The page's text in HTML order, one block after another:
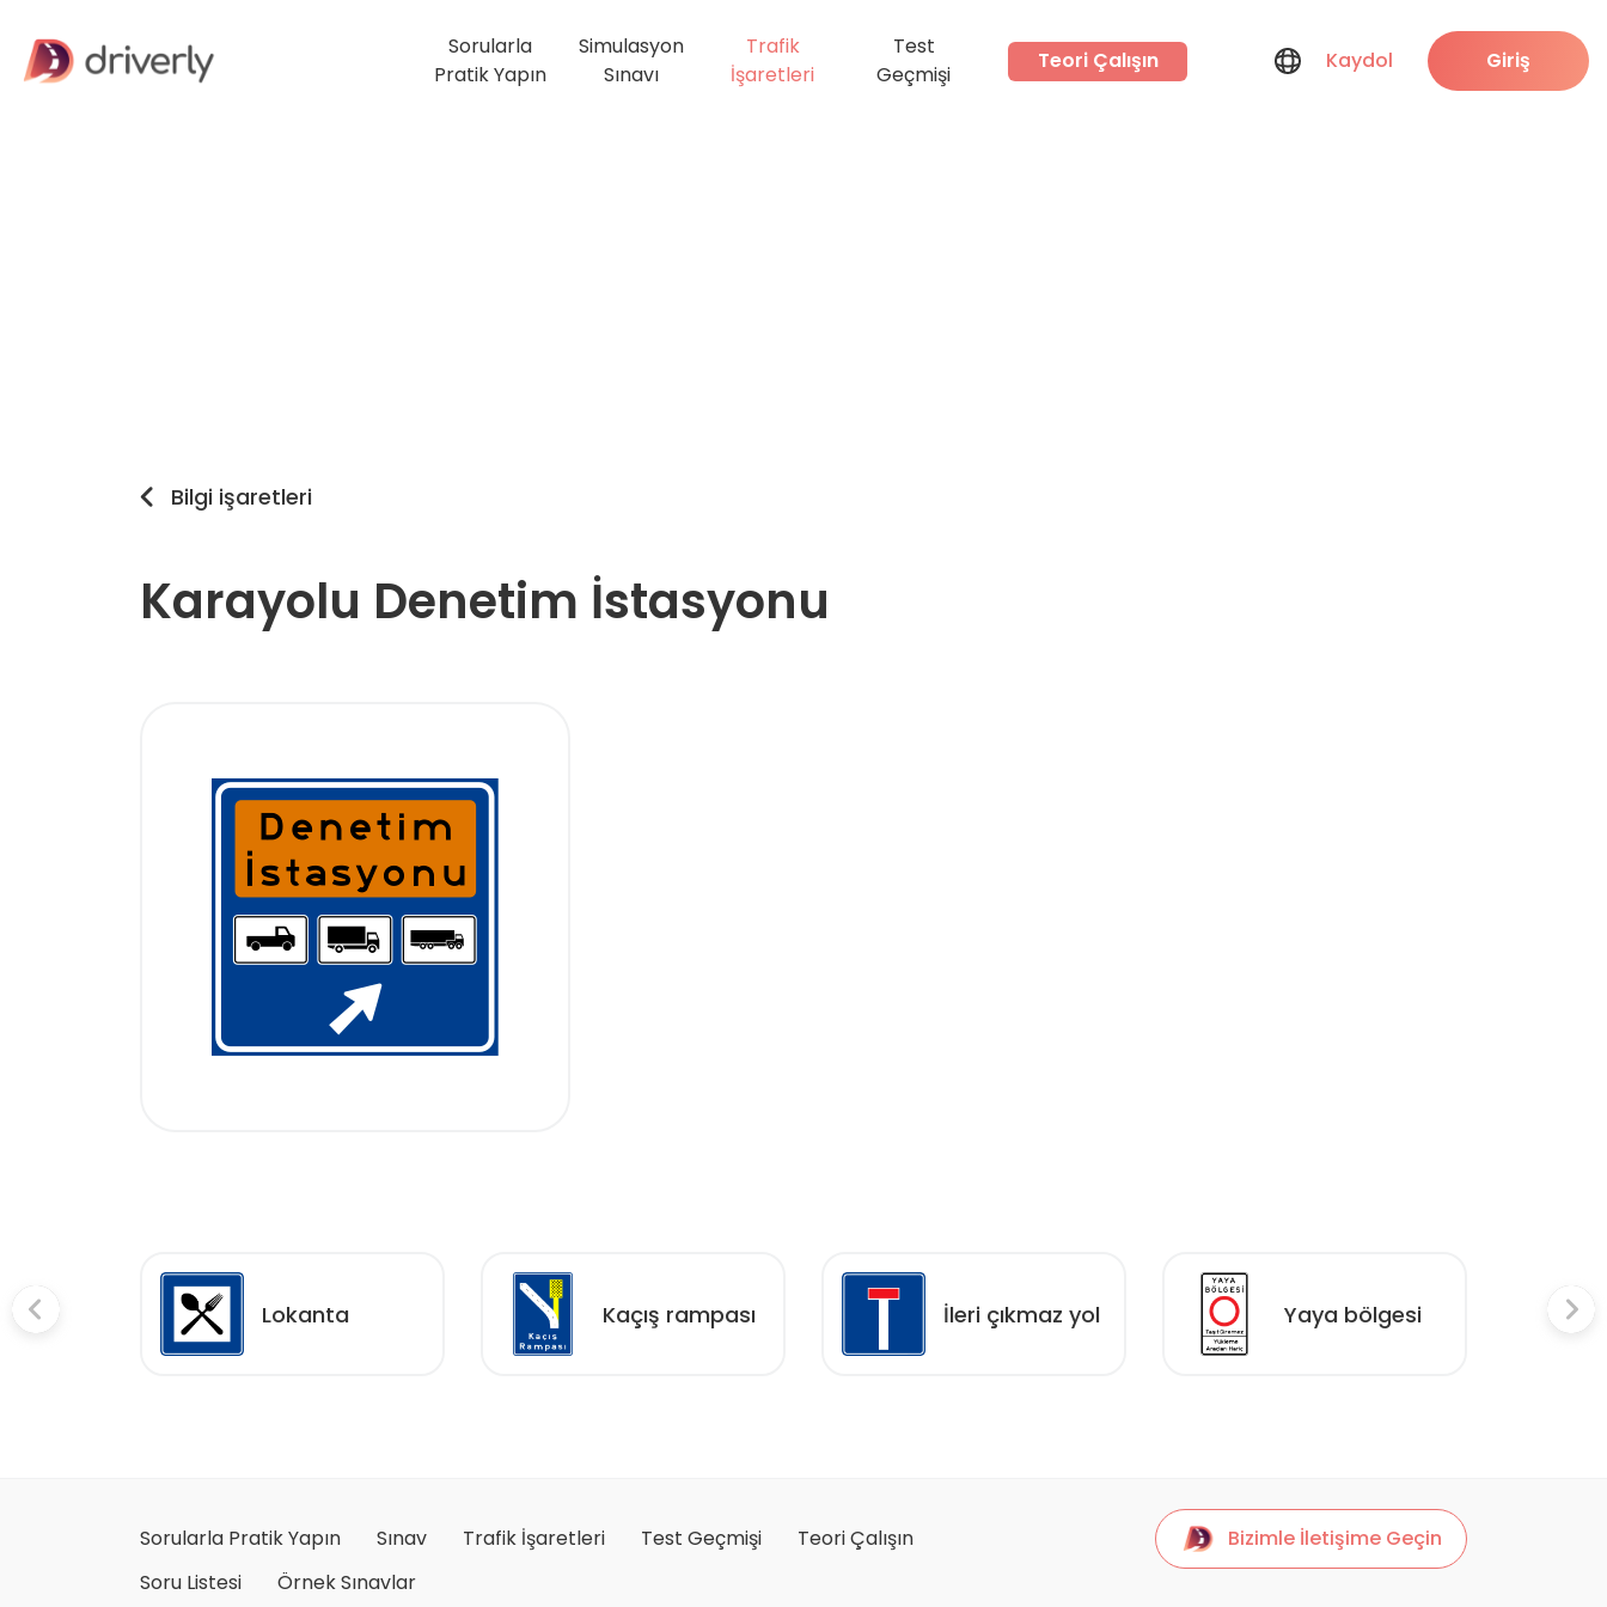
Sorularla
Pratik Yapın
Simulasyon
Sınavı
Trafik
İşaretleri
Test
Geçmişi
Teori Çalışın Kaydol Giriş
Bilgi işaretleri
Karayolu Denetim İstasyonu
Lokanta Kaçış rampası İleri çıkmaz yol Yaya bölgesi
Sorularla Pratik Yapın Sınav Trafik İşaretleri Test Geçmişi Teori Çalışın
Bizimle İletişime Geçin
Soru Listesi
Örnek Sınavlar